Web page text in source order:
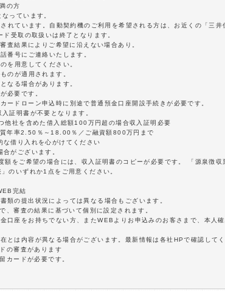
の方
っています。
ています。自動契約機のご利用を希望される方は、お近くの「三井
受取の取扱いは終了となります。
結果によりご希望に沿えない場合あり。
番号にご連絡いたします。
を用意してください。
のが適用されます。
なる場合があります。
必要です。
ドローン申込時に別途で普通預金口座開設手続きが必要です。
証明書が不要となります。
社を含めた借入総額100万円超の場合収入証明必要
年率2.50％～18.00％／ご融資額800万円まで
借り入れを心がけてください
がございます。
をご希望の場合には、収入証明書のコピーが必要です。 「源泉徴
のいずれか1点をご用意ください。
完結
類の提出状況によっては異なる場合もございます。
審査の結果に基づいて個別に設定されます。
口座をお持ちでない方、またWEBよりお申込みのお客さまで、本人
とは内容が異なる場合がございます。最新情報は各社HPで確認してく
の審査があります
カードが必要です。